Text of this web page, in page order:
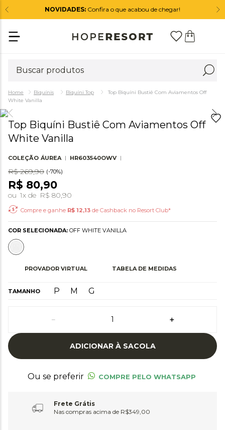
NOVIDADES: Confira o que acabou de chegar!
Biquínis Biquíni Top
Top Biquíni Bustiê Com Aviamentos Off
White Vanilla
Top Biquíni Bustiê Com Aviamentos Off
White Vanilla
COLEÇÃO ÁUREA HR603540OWV
R$ 269,90 (-70%)
R$ 80,90
ou 1x de R$ 80,90
Compre e ganhe R$ 12,13 de Cashback no Resort Club*
COR SELECIONADA: OFF WHITE VANILLA
PROVADOR VIRTUAL TABELA DE MEDIDAS
TAMANHO G
M
P
＋
－
ADICIONAR À SACOLA
Ou se preferir COMPRE PELO WHATSAPP
Frete Grátis
Nas compras acima de R$349,00